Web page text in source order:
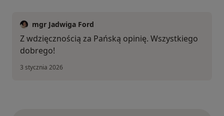
mgr Jadwiga Ford
Z wdzięcznością za Pańską opinię. Wszystkiego
dobrego!
3 stycznia 2026